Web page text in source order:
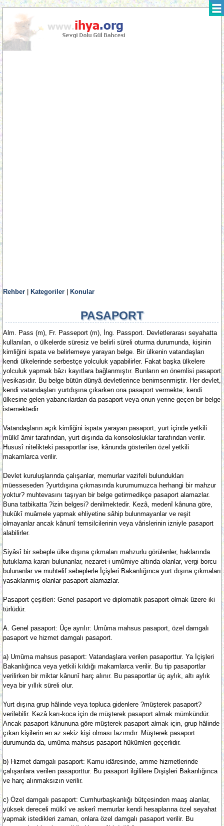
Rehber Kategoriler Konular
PASAPORT
Alm. Pass (m), Fr. Passeport (m), İng. Passport. Devletlerarası seyahatta
kullanılan, o ülkelerde süresiz ve belirli süreli oturma durumunda, kişinin
kimliğini ispata ve belirlemeye yarayan belge. Bir ülkenin vatandaşları
kendi ülkelerinde serbestçe yolculuk yapabilirler. Fakat başka ülkelere
yolculuk yapmak bâzı kayıtlara bağlanmıştır. Bunların en önemlisi pasaport
vesikasıdır. Bu belge bütün dünyâ devletlerince benimsenmiştir. Her devlet,
kendi vatandaşları yurtdışına çıkarken ona pasaport vermekte; kendi
ülkesine gelen yabancılardan da pasaport veya onun yerine geçen bir belge
istemektedir.
Vatandaşların açık kimliğini ispata yarayan pasaport, yurt içinde yetkili
mülkî âmir tarafından, yurt dışında da konsolosluklar tarafından verilir.
Hususî nitelikteki pasaportlar ise, kânunda gösterilen özel yetkili
makamlarca verilir.
Devlet kuruluşlarında çalışanlar, memurlar vazifeli bulundukları
müesseseden ?yurtdışına çıkmasında kurumumuzca herhangi bir mahzur
yoktur? muhtevasını taşıyan bir belge getirmedikçe pasaport alamazlar.
Buna tatbikatta ?izin belgesi? denilmektedir. Kezâ, medenî kânuna göre,
hukûkî muâmele yapmak ehliyetine sâhip bulunmayanlar ve reşit
olmayanlar ancak kânunî temsilcilerinin veya vârislerinin izniyle pasaport
alabilirler.
Siyâsî bir sebeple ülke dışına çıkmaları mahzurlu görülenler, haklarında
tutuklama kararı bulunanlar, nezaret-i umûmiye altında olanlar, vergi borcu
bulunanlar ve muhtelif sebeplerle İçişleri Bakanlığınca yurt dışına çıkmaları
yasaklanmış olanlar pasaport alamazlar.
Pasaport çeşitleri: Genel pasaport ve diplomatik pasaport olmak üzere iki
türlüdür.
A. Genel pasaport: Üçe ayrılır: Umûma mahsus pasaport, özel damgalı
pasaport ve hizmet damgalı pasaport.
a) Umûma mahsus pasaport: Vatandaşlara verilen pasaporttur. Ya İçişleri
Bakanlığınca veya yetkili kıldığı makamlarca verilir. Bu tip pasaportlar
verilirken bir miktar kânunî harç alınır. Bu pasaportlar üç aylık, altı aylık
veya bir yıllık süreli olur.
Yurt dışına grup hâlinde veya topluca gidenlere ?müşterek pasaport?
verilebilir. Kezâ karı-koca için de müşterek pasaport almak mümkündür.
Ancak pasaport kânununa göre müşterek pasaport almak için, grup hâlinde
çıkan kişilerin en az sekiz kişi olması lazımdır. Müşterek pasaport
durumunda da, umûma mahsus pasaport hükümleri geçerlidir.
b) Hizmet damgalı pasaport: Kamu idâresinde, amme hizmetlerinde
çalışanlara verilen pasaporttur. Bu pasaport ilgililere Dışişleri Bakanlığınca
ve harç alınmaksızın verilir.
c) Özel damgalı pasaport: Cumhurbaşkanlığı bütçesinden maaş alanlar,
yüksek dereceli mülkî ve askerî memurlar kendi hesaplarına özel seyahat
yapmak istedikleri zaman, onlara özel damgalı pasaport verilir. Bu